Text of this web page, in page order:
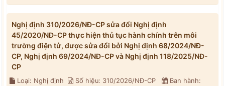
Nghị định 310/2026/NĐ-CP sửa đổi Nghị định
45/2020/NĐ-CP thực hiện thủ tục hành chính trên môi
trường điện tử, được sửa đổi bởi Nghị định 68/2024/NĐ-
CP, Nghị định 69/2024/NĐ-CP và Nghị định 118/2025/NĐ-
CP
Loại: Nghị định Số hiệu: 310/2026/NĐ-CP
Ban hành: